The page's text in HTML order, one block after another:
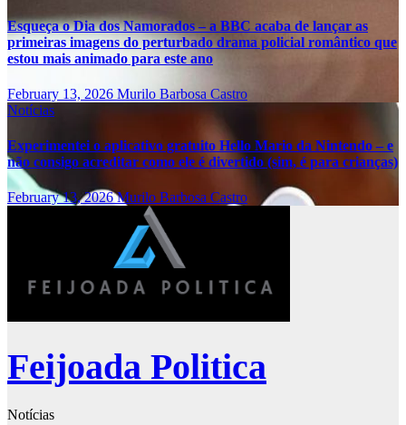
Esqueça o Dia dos Namorados – a BBC acaba de lançar as
primeiras imagens do perturbado drama policial romântico que
estou mais animado para este ano
February 13, 2026 Murilo Barbosa Castro
Notícias
Experimentei o aplicativo gratuito Hello Mario da Nintendo – e
não consigo acreditar como ele é divertido (sim, é para crianças)
February 13, 2026Murilo Barbosa Castro
Feijoada Politica
Notícias